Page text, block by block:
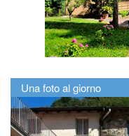
Una foto al giorno